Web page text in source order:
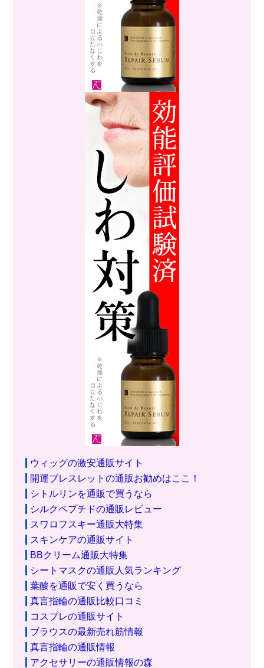
ウィッグの激安通販サイト
開運ブレスレットの通販お勧めはここ！
シトルリンを通販で買うなら
シルクペプチドの通販レビュー
スワロフスキー通販大特集
スキンケアの通販サイト
BBクリーム通販大特集
シートマスクの通販人気ランキング
葉酸を通販で安く買うなら
真言指輪の通販比較口コミ
コスプレの通販サイト
ブラウスの最新売れ筋情報
真言指輪の通販情報
アクセサリーの通販情報の森